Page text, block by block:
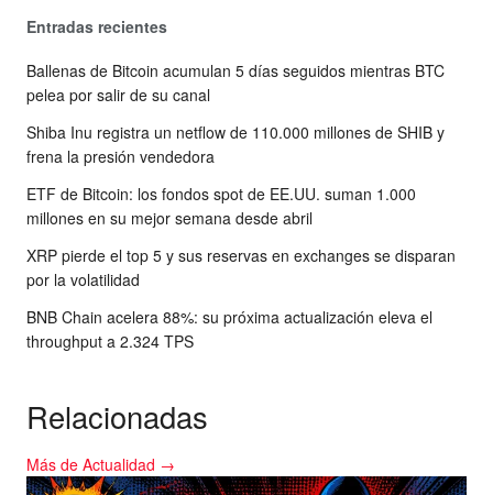
Entradas recientes
Ballenas de Bitcoin acumulan 5 días seguidos mientras BTC
pelea por salir de su canal
Shiba Inu registra un netflow de 110.000 millones de SHIB y
frena la presión vendedora
ETF de Bitcoin: los fondos spot de EE.UU. suman 1.000
millones en su mejor semana desde abril
XRP pierde el top 5 y sus reservas en exchanges se disparan
por la volatilidad
BNB Chain acelera 88%: su próxima actualización eleva el
throughput a 2.324 TPS
Relacionadas
Más de Actualidad →